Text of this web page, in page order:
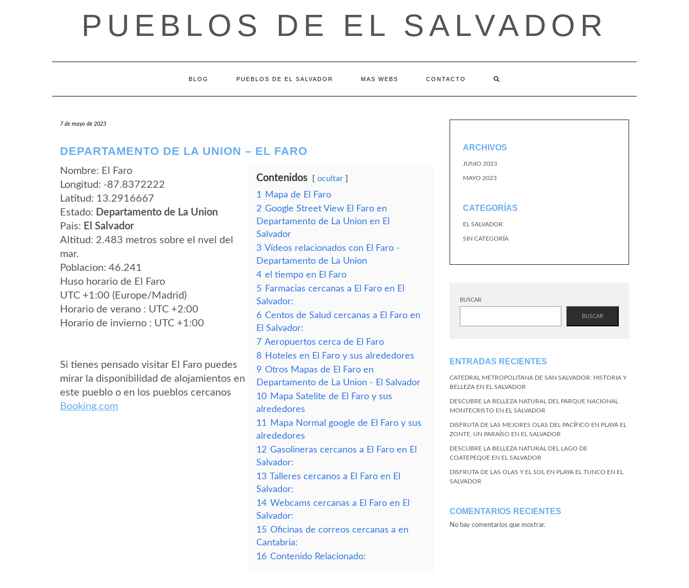
PUEBLOS DE EL SALVADOR
BLOG PUEBLOS DE EL SALVADOR MAS WEBS CONTACTO
7 de mayo de 2023
DEPARTAMENTO DE LA UNION – EL FARO
Nombre: El Faro
Longitud: -87.8372222
Latitud: 13.2916667
Estado: Departamento de La Union
Pais: El Salvador
Altitud: 2.483 metros sobre el nvel del
mar.
Poblacion: 46.241
Huso horario de El Faro
UTC +1:00 (Europe/Madrid)
Horario de verano : UTC +2:00
Horario de invierno : UTC +1:00
Si tienes pensado visitar El Faro puedes
mirar la disponibilidad de alojamientos en
este pueblo o en los pueblos cercanos
Booking.com
Contenidos ocultar
1
Mapa de El Faro
2 Google Street View El Faro en
Departamento de La Union en El
Salvador
3 Vídeos relacionados con El Faro -
Departamento de La Union
4 el tiempo en El Faro
5 Farmacias cercanas a El Faro en El
Salvador:
6 Centos de Salud cercanas a El Faro en
El Salvador:
7 Aeropuertos cerca de El Faro
8 Hoteles en El Faro y sus alrededores
9 Otros Mapas de El Faro en
Departamento de La Union - El Salvador
10 Mapa Satelite de El Faro y sus
alrededores
11
Mapa Normal google de El Faro y sus
alrededores
12 Gasolineras cercanos a El Faro en El
Salvador:
13 Talleres cercanos a El Faro en El
Salvador:
14 Webcams cercanas a El Faro en El
Salvador:
15 Oficinas de correos cercanas a en
Cantabria:
16 Contenido Relacionado:
ARCHIVOS
JUNIO 2023
MAYO 2023
CATEGORÍAS
EL SALVADOR
SIN CATEGORÍA
BUSCAR
BUSCAR
ENTRADAS RECIENTES
CATEDRAL METROPOLITANA DE SAN SALVADOR: HISTORIA Y
BELLEZA EN EL SALVADOR
DESCUBRE LA BELLEZA NATURAL DEL PARQUE NACIONAL
MONTECRISTO EN EL SALVADOR
DISFRUTA DE LAS MEJORES OLAS DEL PACÍFICO EN PLAYA EL
ZONTE, UN PARAÍSO EN EL SALVADOR
DESCUBRE LA BELLEZA NATURAL DEL LAGO DE
COATEPEQUE EN EL SALVADOR
DISFRUTA DE LAS OLAS Y EL SOL EN PLAYA EL TUNCO EN EL
SALVADOR
COMENTARIOS RECIENTES
No hay comentarios que mostrar.